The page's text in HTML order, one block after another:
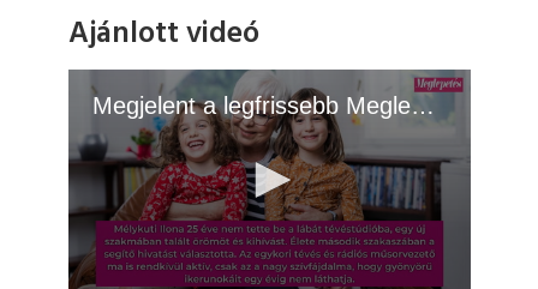
Ajánlott videó
Megjelent a legfrissebb Meglepetés! - 2026.06.23.